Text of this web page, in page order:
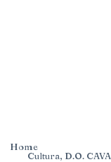
Home
Cultura, D.O. CAVA